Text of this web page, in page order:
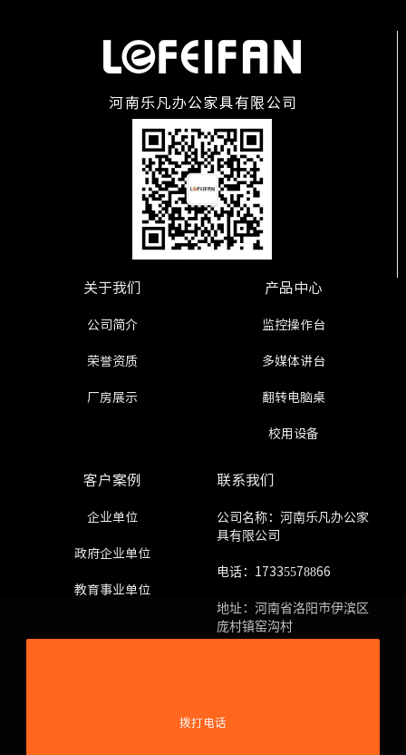
拨打电话
关于我们
公司简介
荣誉资质
厂房展示
产品中心
监控操作台
多媒体讲台
翻转电脑桌
校用设备
客户案例
企业单位
政府企业单位
教育事业单位
联系我们
公司名称：河南乐凡办公家
具有限公司
电话：17335578866
地址：河南省洛阳市伊滨区
庞村镇窑沟村
友情链接